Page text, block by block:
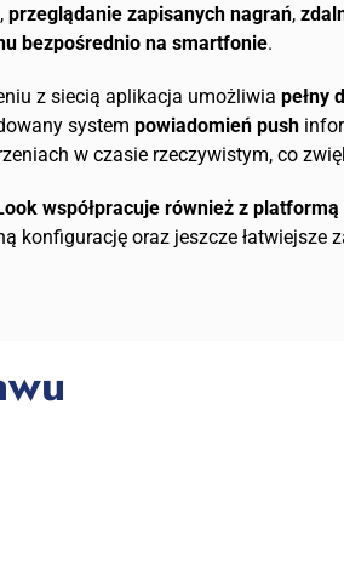
, przeglądanie zapisanych nagrań,
bezpośrednio na smartfonie.
z siecią aplikacja umożliwia pełny
system powiadomień push
w czasie rzeczywistym, co
współpracuje również z
konfigurację oraz jeszcze łatwiejsze